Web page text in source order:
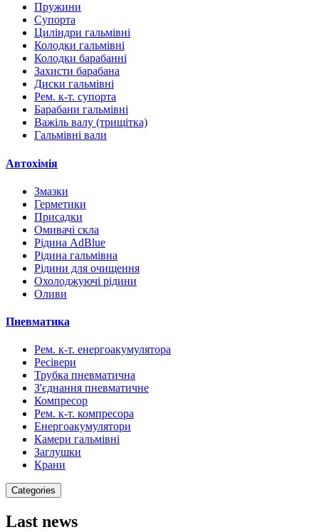
Пружини
Супорта
Циліндри гальмівні
Колодки гальмівні
Колодки барабанні
Захисти барабана
Диски гальмівні
Рем. к-т. супорта
Барабани гальмівні
Важіль валу (трищітка)
Гальмівні вали
Автохімія
Змазки
Герметики
Присадки
Омивачі скла
Рідина AdBlue
Рідина гальмівна
Рідини для очищення
Охолоджуючі рідини
Оливи
Пневматика
Рем. к-т. енергоакумулятора
Ресівери
Трубка пневматична
З'єднання пневматичне
Компресор
Рем. к-т. компресора
Енергоакумулятори
Камери гальмівні
Заглушки
Крани
Categories
Last news